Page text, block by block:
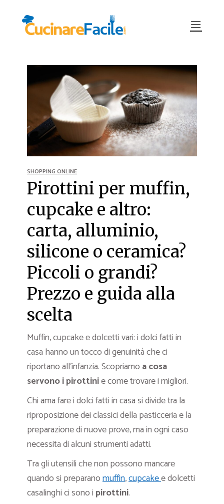
SHOPPING ONLINE
Pirottini per muffin,
cupcake e altro:
carta, alluminio,
silicone o ceramica?
Piccoli o grandi?
Prezzo e guida alla
scelta
Muffin, cupcake e dolcetti vari: i dolci fatti in
casa hanno un tocco di genuinità che ci
riportano all’infanzia. Scopriamo a cosa
servono i pirottinie come trovare i migliori.
Chi ama fare i dolci fatti in casa si divide tra la
riproposizione dei classici della pasticceria e la
preparazione di nuove prove, ma in ogni caso
necessita di alcuni strumenti adatti.
Tra gli utensili che non possono mancare
quando si preparanomuffin,cupcakee dolcetti
casalinghi ci sono i pirottini.